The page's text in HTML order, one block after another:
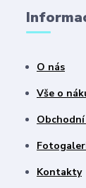
O nás
Vše o
Kontakty